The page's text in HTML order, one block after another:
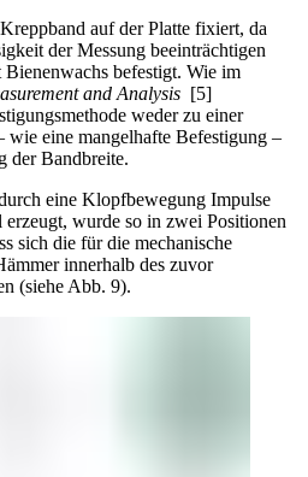
auf der Platte fixiert, da
der Messung beeinträchtigen
befestigt. Wie im
and Analysis [5]
weder zu einer
eine mangelhafte Befestigung –
der Bandbreite.
eine Klopfbewegung Impulse
wurde so in zwei Positionen
sich die für die mechanische
innerhalb des zuvor
(siehe Abb. 9).